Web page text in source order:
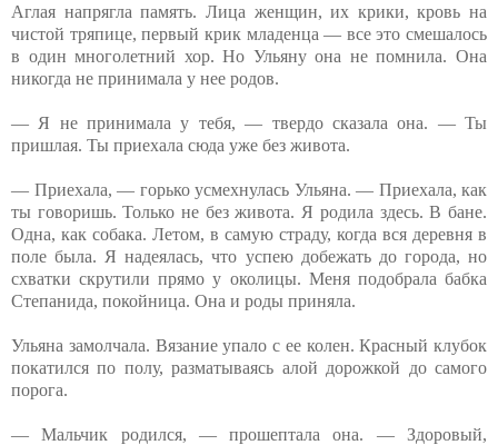
Аглая напрягла память. Лица женщин, их крики, кровь на
чистой тряпице, первый крик младенца — все это смешалось
в один многолетний хор. Но Ульяну она не помнила. Она
никогда не принимала у нее родов.
— Я не принимала у тебя, — твердо сказала она. — Ты
пришлая. Ты приехала сюда уже без живота.
— Приехала, — горько усмехнулась Ульяна. — Приехала, как
ты говоришь. Только не без живота. Я родила здесь. В бане.
Одна, как собака. Летом, в самую страду, когда вся деревня в
поле была. Я надеялась, что успею добежать до города, но
схватки скрутили прямо у околицы. Меня подобрала бабка
Степанида, покойница. Она и роды приняла.
Ульяна замолчала. Вязание упало с ее колен. Красный клубок
покатился по полу, разматываясь алой дорожкой до самого
порога.
— Мальчик родился, — прошептала она. — Здоровый,